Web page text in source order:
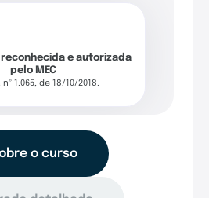
e autorizada
pelo MEC
1.065, de 18/10/2018.
o curso